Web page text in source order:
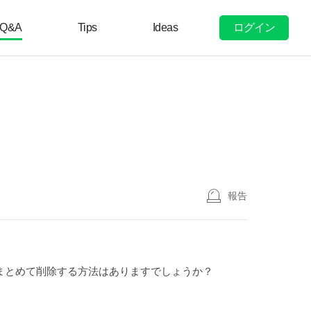
Q&A Tips Ideas ログイン
報告
めて削除する方法はありますでしょうか？